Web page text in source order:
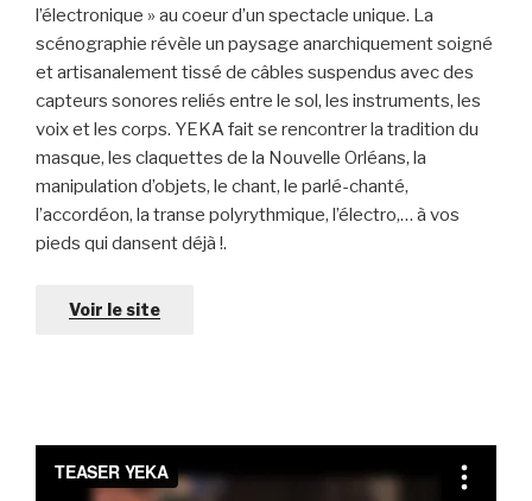
l’électronique » au coeur d’un spectacle unique. La
scénographie révèle un paysage anarchiquement soigné
et artisanalement tissé de câbles suspendus avec des
capteurs sonores reliés entre le sol, les instruments, les
voix et les corps. YEKA fait se rencontrer la tradition du
masque, les claquettes de la Nouvelle Orléans, la
manipulation d’objets, le chant, le parlé-chanté,
l’accordéon, la transe polyrythmique, l’électro,… à vos
pieds qui dansent déjà !.
Voir le site